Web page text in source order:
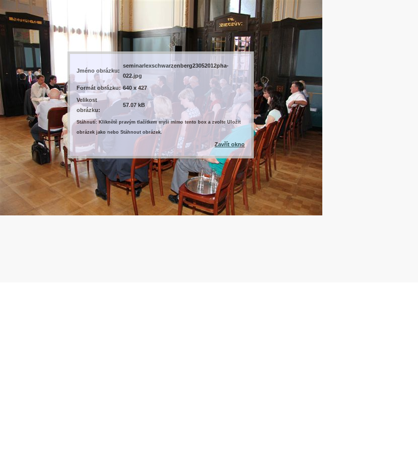
Jméno obrázku:
seminarlexschwarzenberg23052012pha-
022.jpg
Formát obrázku: 640 x 427
Velikost
obrázku:
57.07 kB
Stáhnutí: Kliknětě pravým tlačítkem myši mimo tento box a zvolte Uložit
obrázek jako nebo Stáhnout obrázek.
Zavřít okno